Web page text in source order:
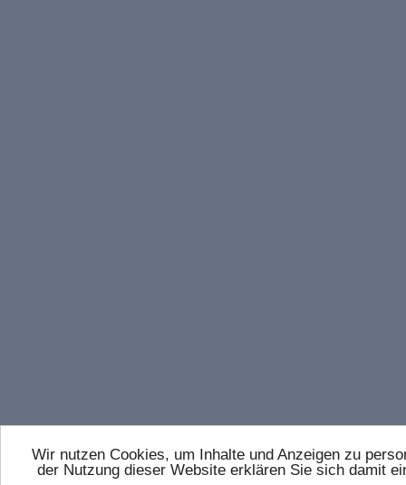
Wir nutzen Cookies, um Inhalte und Anzeigen zu
der Nutzung dieser Website erklären Sie sich damit